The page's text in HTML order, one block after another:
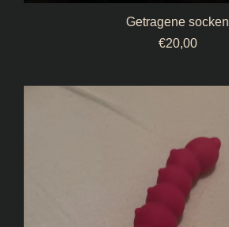
Getragene socken
€20,00